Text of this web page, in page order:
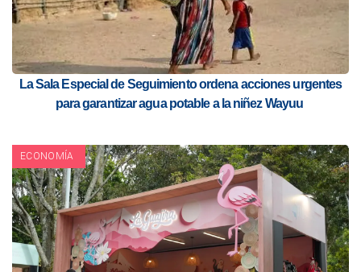
La Sala Especial de Seguimiento ordena acciones urgentes
para garantizar agua potable a la niñez Wayuu
ECONOMÍA